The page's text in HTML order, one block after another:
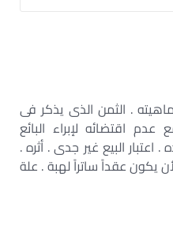
. الثمن الذى يذكر فى
اقتضائه لإبراء البائع
البيع غير جدى . أثره .
يكون عقداً ساتراً لهبة . علة